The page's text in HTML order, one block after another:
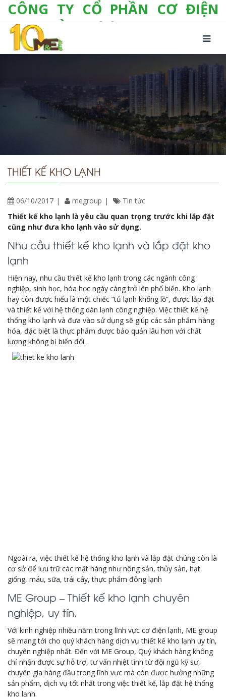
CÔNG TY CỔ PHẦN CƠ ĐIỆN
LẠNH VÀ THƯƠNG MẠI M&E
Số 10/357 Tam Trinh, P. Hoàng Văn Thụ, Q.
Hoàng Mai, TP. Hà Nội
Fax: +(84-24) 3 632 1297
Email: info@megroup.vn Website: www.megroup.vn
THIẾT KẾ KHO LẠNH
06/10/2017 megroup
Tin tức
Thiết kế kho lạnh là yêu cầu quan trọng trước khi lắp đặt
cũng như đưa kho lạnh vào sử dụng.
Nhu cầu thiết kế kho lạnh và lắp đặt kho
lạnh
Hiện nay, nhu cầu thiết kế kho lạnh trong các ngành công
nghiệp, sinh học, hóa học ngày càng trở lên phổ biến. Kho lạnh
hay còn được hiểu là một chiếc “tủ lạnh khổng lồ”, được lắp đặt
và thiết kế với hệ thống dàn lạnh công nghiệp. Việc thiết kế hệ
thống kho lạnh và đưa vào sử dụng sẽ giúp các sản phẩm hàng
hóa, đặc biệt là thực phẩm được bảo quản lâu hơn với chất
lượng không bị biến đổi.
Ngoài ra, việc thiết kế hệ thống kho lạnh và lắp đặt chúng còn là
cơ sở để lưu trữ các mặt hàng như nông sản, thủy sản, hạt
giống, máu, sữa, trái cây, thực phẩm đông lạnh
ME Group – Thiết kế kho lạnh chuyên
nghiệp, uy tín.
Với kinh nghiệp nhiều năm trong lĩnh vực cơ điện lạnh, ME group
sẽ mang tới cho quý khách hàng dịch vụ thiết kế kho lạnh uy tín,
chuyên nghiệp nhất. Đến với ME Group, Quý khách hàng không
chỉ nhận được sự hỗ trợ, tư vấn nhiệt tình từ đội ngũ kỹ sư,
chuyên gia hàng đầu trong lĩnh vực mà còn được hưởng những
sản phẩm, dịch vụ tốt nhất trong việc thiết kế, lắp đặt hệ thống
kho lạnh.